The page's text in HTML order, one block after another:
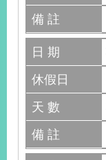
備 註
日 期
休假日
天 數
備 註